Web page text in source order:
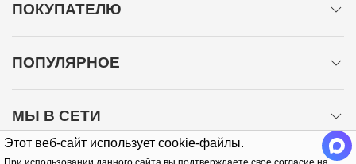
Этот веб-сайт использует cookie-файлы.
ПОКУПАТЕЛЮ
ПОПУЛЯРНОЕ
МЫ В СЕТИ